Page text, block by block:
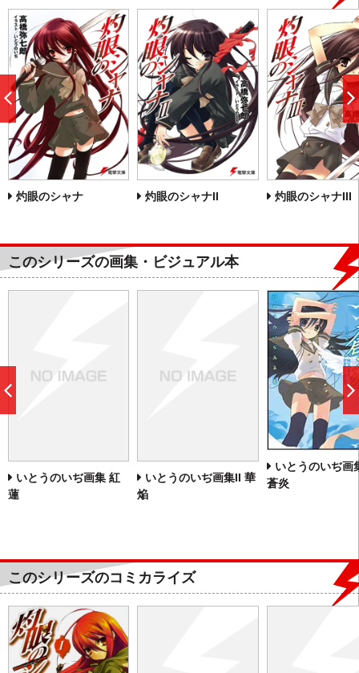
灼眼のシャナ 灼眼のシャナII 灼眼のシャナIII
前
へ
このシリーズの画集・ビジュアル本
いとうのいぢ画集 紅
蓮
いとうのいぢ画集II 華
焔
いとうのいぢ画
蒼炎
このシリーズのコミカライズ